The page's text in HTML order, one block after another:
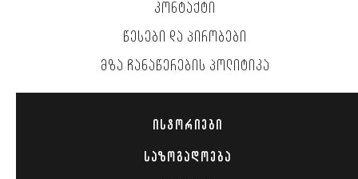
ᲙᲝᲜᲢᲐᲥᲢᲘ
ᲬᲔᲡᲔᲑᲘ ᲓᲐ ᲞᲘᲠᲝᲑᲔᲑᲘ
ᲛᲖᲐ ᲩᲐᲜᲐᲬᲔᲠᲔᲑᲘᲡ ᲞᲝᲚᲘᲢᲘᲙᲐ
ᲘᲡᲢᲝᲠᲘᲔᲑᲘ
ᲡᲐᲖᲝᲒᲐᲓᲝᲔᲑᲐ